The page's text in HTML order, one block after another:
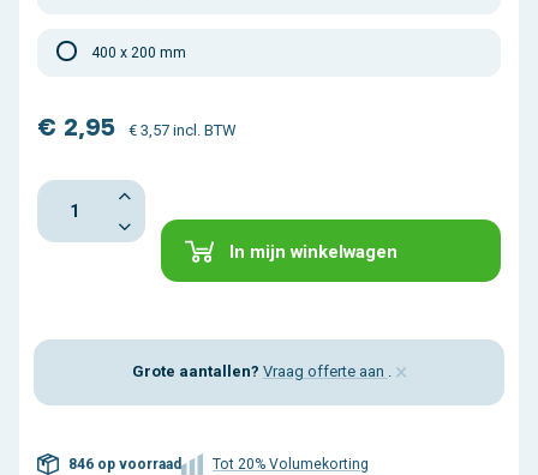
400 x 200 mm
€ 2,95 € 3,57 incl. BTW
In mijn winkelwagen
Grote aantallen? Vraag offerte aan . ×
846 op voorraad
Tot 20% Volumekorting